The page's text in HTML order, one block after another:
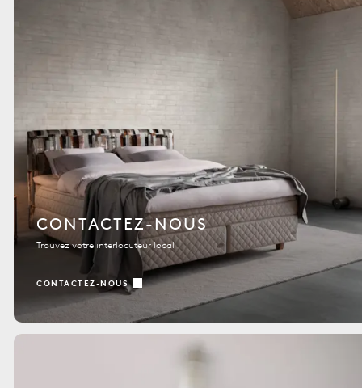
CONTACTEZ-NOUS
Trouvez votre interlocuteur local
CONTACTEZ-NOUS